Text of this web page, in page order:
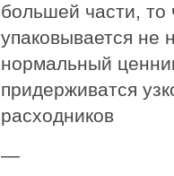
большей части, то
упаковывается не
нормальный
придерживатся
расходников
—